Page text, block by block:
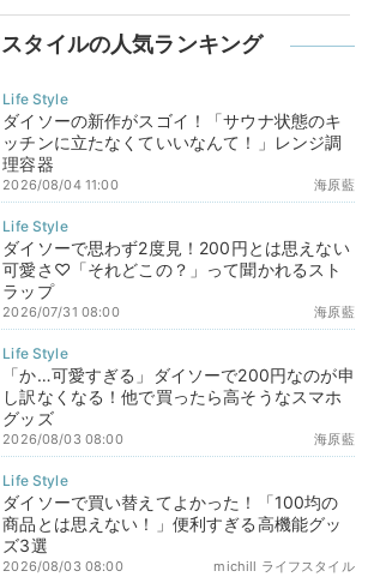
タイルの人気ランキング
ダイソーの新作がスゴイ！「サウナ状態のキ
ッチンに立たなくていいなんて！」レンジ調
理容器
海原藍
2026/08/04 11:00
ダイソーで思わず2度見！200円とは思えない
可愛さ♡「それどこの？」って聞かれるスト
ラップ
海原藍
2026/07/31 08:00
「か…可愛すぎる」ダイソーで200円なのが申
し訳なくなる！他で買ったら高そうなスマホ
グッズ
海原藍
2026/08/03 08:00
ダイソーで買い替えてよかった！「100均の
商品とは思えない！」便利すぎる高機能グッ
ズ3選
michill ライフスタイル
2026/08/03 08:00